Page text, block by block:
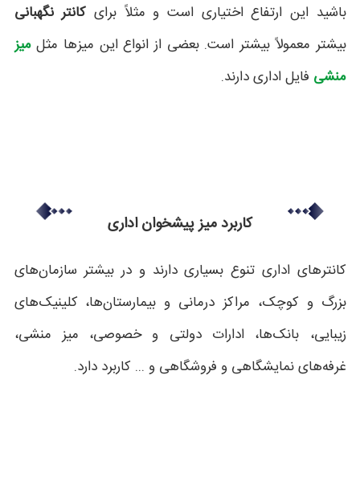
باشید این ارتفاع اختیاری است و مثلاً برای کانتر نگهبانی
بیشتر معمولاً بیشتر است. بعضی از انواع این میزها مثلمیز
منشی فایل اداری دارند.
کاربرد میز پیشخوان اداری
کانترهای اداری تنوع بسیاری دارند و در بیشتر سازمان‌های
بزرگ و کوچک، مراکز درمانی و بیمارستان‌ها، کلینیک‌های
زیبایی، بانک‌ها، ادارات دولتی و خصوصی، میز منشی،
غرفه‌های نمایشگاهی و فروشگاهی و ... کاربرد دارد.